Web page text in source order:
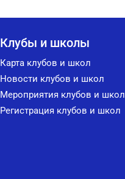
Клубы и школы
Карта клубов и школ
Новости клубов и школ
Мероприятия клубов и школ
Регистрация клубов и школ